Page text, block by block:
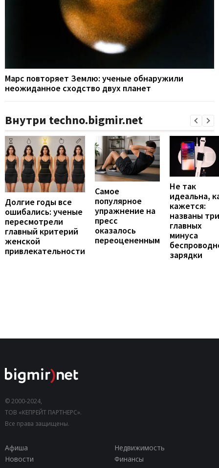
Марс повторяет Землю: ученые обнаружили
неожиданное сходство двух планет
Внутри techno.bigmir.net
Долгие годы все
ошибались: ученые
пересмотрели
главный критерий
женской
привлекательности
Самое
популярное
упражнение на
пресс
оказалось
переоцененным
Не так
идеальна,
кажется:
названы три
главных
минуса
зарядки
© 2000-2024,
ТОВ «КЕПРЕЙТ ПАРТНЕРС».
Все права защищены.
Афиша
Недвижимость
Новости
Финансы